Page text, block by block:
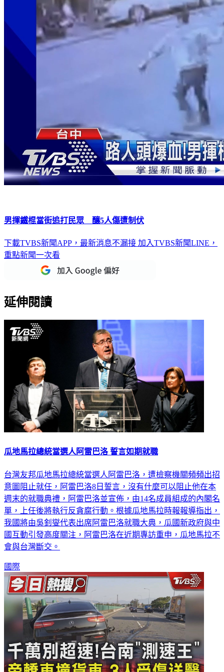
男揮鐵棍當街追打民眾 釀5人傷遭制伏
下載TVBS新聞APP，最新消息不漏接 加入TVBS新聞LINE，
重點新聞一次看
延伸閱讀
瓜地馬拉總統當選人阿雷巴洛 誓言如期就職
台灣友邦瓜地馬拉總統當選人阿雷巴洛，遭檢察機關頻頻出招
意圖阻止就任，阿雷巴洛8日誓言，沒有什麼可以阻止他在本
週末的就職典禮，阿雷巴洛並宣佈，由14名成員組成的內閣名
單，上任後將執行反貪腐行動。根據瓜地馬拉時報報導指出，
我國將由吳釗燮代表出席阿雷巴洛就職大典，瓜國新政府與中
國互動引發高度關注，阿雷巴洛在近期專訪重申，瓜地馬拉不
會與台灣斷交。
國際